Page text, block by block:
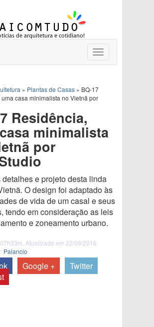
Toggle
navigation
» Plantas de Casas » BQ-17
casa minimalista no Vietnã por
Residência,
minimalista
por
detalhes e projeto desta linda
O design foi adaptado às
de vida de um casal e seus
tendo em consideração as leis
e zoneamento urbano.
Atualizado em 22/09/2016
Palancio
Google +
Twitter